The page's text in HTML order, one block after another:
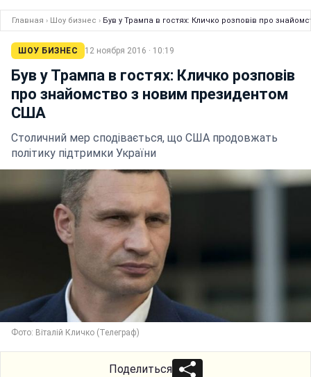
Главная › Шоу бизнес › Був у Трампа в гостях: Кличко розповів про
ШОУ БИЗНЕС 12 ноября 2016 · 10:19
Був у Трампа в гостях: Кличко розповів
про знайомство з новим президентом
США
Столичний мер сподівається, що США продовжать
політику підтримки України
Фото: Віталій Кличко (Телеграф)
Поделиться